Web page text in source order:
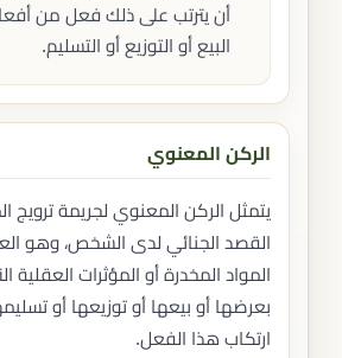
أن يترتب على ذلك فعل من
البيع أو التوزيع أو التسليم.
الركن المعنوي
يتمثل الركن المعنوي لجريمة ترويج
القصد الجنائي لدى الشخص، وهو
المواد المخدرة أو المؤثرات العقلية
بعرضها أو بيعها أو توزيعها أو
ارتكاب هذا الفعل.